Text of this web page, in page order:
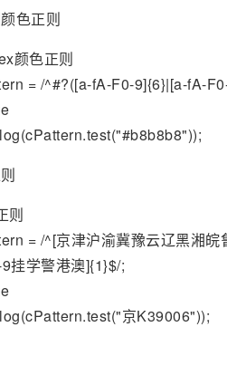
色正则
颜色正则
= /^#?([a-fA-F0-9]{6}|[a-fA-
则
= /^[京津沪渝冀豫云辽黑湘
挂学警港澳]{1}$/;
京K39006"));